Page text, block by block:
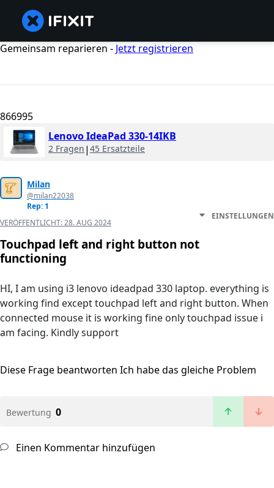
Gemeinsam reparieren - Jetzt registrieren
866995
Lenovo IdeaPad 330-14IKB
2 Fragen | 45 Ersatzteile
Milan
@milan22038
Rep: 1
VERÖFFENTLICHT:28. AUG 2024
EINSTELLUNGEN
Touchpad left and right button not
functioning
HI, I am using i3 lenovo ideadpad 330 laptop. everything is
working find except touchpad left and right button. When
connected mouse it is working fine only touchpad issue i
am facing. Kindly support
Diese Frage beantworten Ich habe das gleiche Problem
Bewertung 0
Einen Kommentar hinzufügen